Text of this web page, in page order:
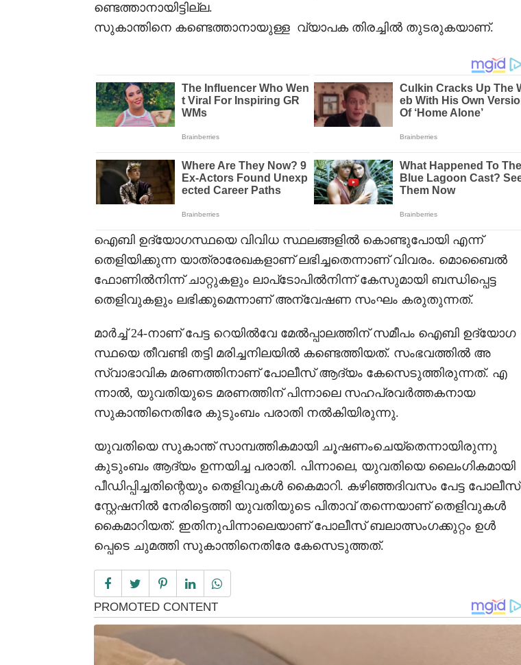
ണ്ടെത്താനായിട്ടില്ല.
സുകാന്തിനെ കണ്ടെത്താനായുള്ള വ്യാപക തിരച്ചിൽ തുടരുകയാണ്.
ഐബി ഉദ്യോഗസ്ഥയെ വിവിധ സ്ഥലങ്ങളിൽ കൊണ്ടുപോയി എന്ന്
തെളിയിക്കുന്ന യാത്രാരേഖകളാണ് ലഭിച്ചതെന്നാണ് വിവരം. മൊബൈൽ
ഫോണിൽനിന്ന് ചാറ്റുകളും ലാപ്‌ടോപിൽനിന്ന് കേസുമായി ബന്ധിപ്പെട്ട
തെളിവുകളും ലഭിക്കുമെന്നാണ് അന്വേഷണ സംഘം കരുതുന്നത്.
മാർച്ച് 24-നാണ് പേട്ട റെയിൽവേ മേൽപ്പാലത്തിന് സമീപം ഐബി ഉദ്യോഗ
സ്ഥയെ തീവണ്ടി തട്ടി മരിച്ചനിലയിൽ കണ്ടെത്തിയത്. സംഭവത്തിൽ അ
സ്വാഭാവിക മരണത്തിനാണ് പോലീസ് ആദ്യം കേസെടുത്തിരുന്നത്. എ
ന്നാൽ, യുവതിയുടെ മരണത്തിന് പിന്നാലെ സഹപ്രവർത്തകനായ
സുകാന്തിനെതിരേ കുടുംബം പരാതി നൽകിയിരുന്നു.
യുവതിയെ സുകാന്ത് സാമ്പത്തികമായി ചൂഷണംചെയ്‌തെന്നായിരുന്നു
കുടുംബം ആദ്യം ഉന്നയിച്ച പരാതി. പിന്നാലെ, യുവതിയെ ലൈംഗികമായി
പീഡിപ്പിച്ചതിന്റെയും തെളിവുകൾ കൈമാറി. കഴിഞ്ഞദിവസം പേട്ട പോലീസ്
സ്റ്റേഷനിൽ നേരിട്ടെത്തി യുവതിയുടെ പിതാവ് തന്നെയാണ് തെളിവുകൾ
കൈമാറിയത്. ഇതിനുപിന്നാലെയാണ് പോലീസ് ബലാത്സംഗക്കുറ്റം ഉൾ
പ്പെടെ ചുമത്തി സുകാന്തിനെതിരേ കേസെടുത്തത്.